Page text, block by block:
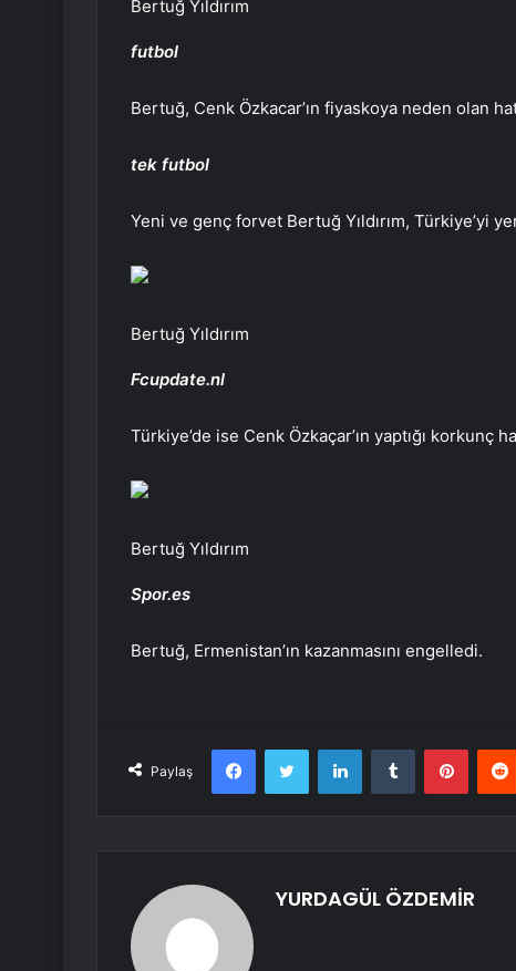
Bertuğ Yıldırım
futbol
Bertuğ, Cenk Özkacar’ın fiyaskoya neden olan
tek futbol
Yeni ve genç forvet Bertuğ Yıldırım, Türkiye’yi
Bertuğ Yıldırım
Fcupdate.nl
Türkiye’de ise Cenk Özkaçar’ın yaptığı korkunç
Bertuğ Yıldırım
Spor.es
Bertuğ, Ermenistan’ın kazanmasını engelledi.
Paylaş
FacebookTwitter LinkedInTumblr
YURDAGÜL ÖZDEMİR